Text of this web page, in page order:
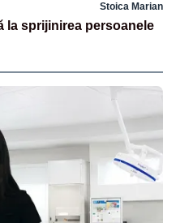
Stoica Marian
la sprijinirea persoanele